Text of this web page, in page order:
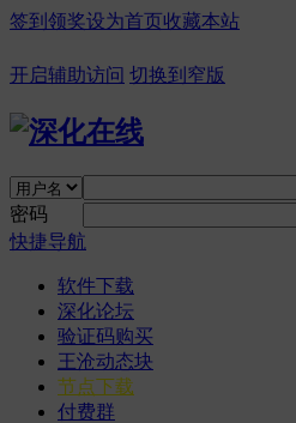
签到领奖设为首页收藏本站
开启辅助访问 切换到窄版
密码
快捷导航
软件下载
深化论坛
验证码购买
王沧动态块
节点下载
付费群